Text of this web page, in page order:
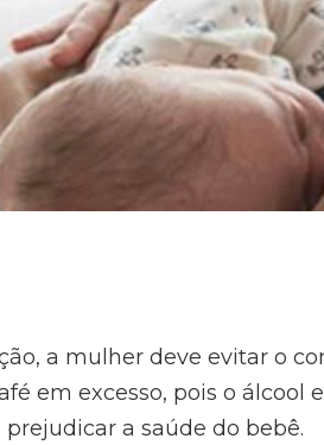
a mulher deve evitar o
em excesso, pois o álcool
a saúde do bebê.